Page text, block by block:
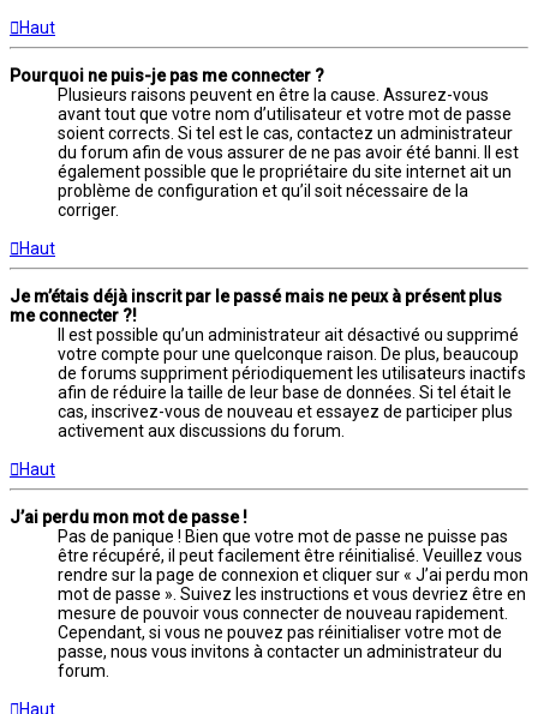
Haut
Pourquoi ne puis-je pas me connecter ?
Plusieurs raisons peuvent en être la cause. Assurez-vous
avant tout que votre nom d’utilisateur et votre mot de passe
soient corrects. Si tel est le cas, contactez un administrateur
du forum afin de vous assurer de ne pas avoir été banni. Il est
également possible que le propriétaire du site internet ait un
problème de configuration et qu’il soit nécessaire de la
corriger.
Haut
Je m’étais déjà inscrit par le passé mais ne peux à présent plus
me connecter ?!
Il est possible qu’un administrateur ait désactivé ou supprimé
votre compte pour une quelconque raison. De plus, beaucoup
de forums suppriment périodiquement les utilisateurs inactifs
afin de réduire la taille de leur base de données. Si tel était le
cas, inscrivez-vous de nouveau et essayez de participer plus
activement aux discussions du forum.
Haut
J’ai perdu mon mot de passe !
Pas de panique ! Bien que votre mot de passe ne puisse pas
être récupéré, il peut facilement être réinitialisé. Veuillez vous
rendre sur la page de connexion et cliquer sur « J’ai perdu mon
mot de passe ». Suivez les instructions et vous devriez être en
mesure de pouvoir vous connecter de nouveau rapidement.
Cependant, si vous ne pouvez pas réinitialiser votre mot de
passe, nous vous invitons à contacter un administrateur du
forum.
Haut